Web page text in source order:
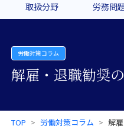
取扱分野 労務問
労働対策コラム
解雇・退職勧奨
TOP 労働対策コラム 解